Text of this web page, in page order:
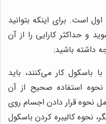
تنها قدم اول است. برای اینکه بتوانید
و حداکثر کارایی را از آن
داشته باشید:
با باسکول کار می‌کنند، باید
نحوه استفاده صحیح از آن
نحوه قرار دادن اجسام روی
نحوه کالیبره کردن باسکول